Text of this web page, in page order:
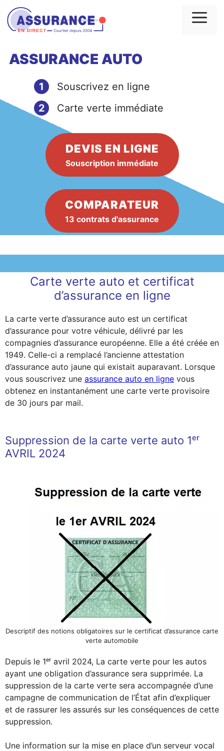
Aller
au
contenu
ASSURANCE AUTO
1
Souscrivez en ligne
2
Carte verte immédiate
DEVIS EN LIGNE
Souscription immédiate
COMPARATEUR
13 contrats d'assurance
Carte verte auto et certificat
d’assurance en ligne
La carte verte d’assurance auto est un certificat
d’assurance pour votre véhicule, délivré par les
compagnies d’assurance européenne. Elle a été créée en
1949. Celle-ci a remplacé l’ancienne attestation
d’assurance auto jaune qui existait auparavant. Lorsque
vous souscrivez une assurance auto en ligne vous
obtenez en instantanément une carte verte provisoire
de 30 jours par mail.
Suppression de la carte verte auto 1ᵉʳ
AVRIL 2024
Descriptif des notions obligatoires sur le certificat d’assurance carte
verte automobile
Depuis le 1ᵉʳ avril 2024, La carte verte pour les autos
ayant une obligation d’assurance sera supprimée. La
suppression de la carte verte sera accompagnée d’une
campagne de communication de l’État afin d’expliquer
et de rassurer les assurés sur les conséquences de cette
suppression.
Une information sur la mise en place d’un serveur vocal